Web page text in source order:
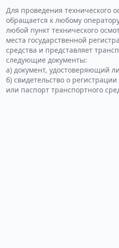
Для проведения технического
обращается к любому
любой пункт технического
места государственной
средства и представляет
следующие документы:
а) документ, удостоверяющий
б) свидетельство о
или паспорт транспортного